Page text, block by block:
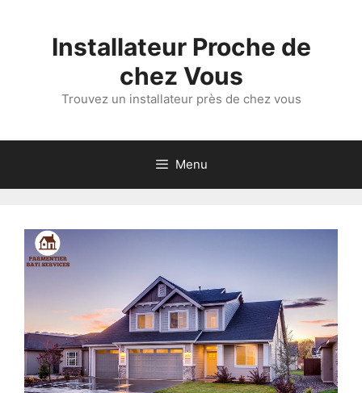
Installateur Proche de
chez Vous
Trouvez un installateur près de chez vous
Menu